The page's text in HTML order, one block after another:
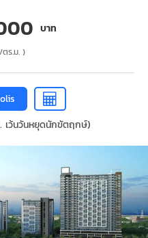
บาท
ตร.ม. )
เว้นวันหยุดนักขัตฤกษ์)